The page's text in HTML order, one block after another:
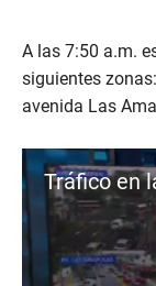
c
o
n
s
f
m
n
t
A las 7:50 a.m.
siguientes
avenida Las
Tráfico en